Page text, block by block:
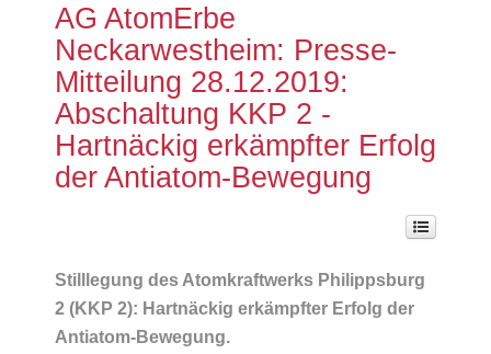
AG AtomErbe
Neckarwestheim: Presse-
Mitteilung 28.12.2019:
Abschaltung KKP 2 -
Hartnäckig erkämpfter Erfolg
der Antiatom-Bewegung
Stilllegung des Atomkraftwerks Philippsburg
2 (KKP 2): Hartnäckig erkämpfter Erfolg der
Antiatom-Bewegung.